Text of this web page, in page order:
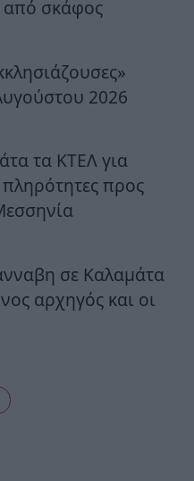
από σκάφος
2026
τα ΚΤΕΛ για
προς
σε Καλαμάτα
αρχηγός και οι